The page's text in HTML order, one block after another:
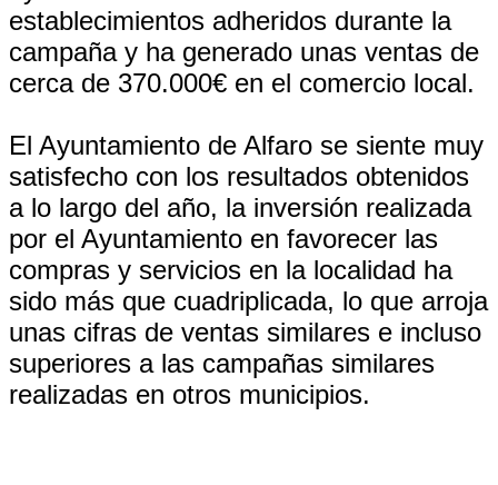
establecimientos adheridos durante la
campaña y ha generado unas ventas de
cerca de 370.000€ en el comercio local.
El Ayuntamiento de Alfaro se siente muy
satisfecho con los resultados obtenidos
a lo largo del año, la inversión realizada
por el Ayuntamiento en favorecer las
compras y servicios en la localidad ha
sido más que cuadriplicada, lo que arroja
unas cifras de ventas similares e incluso
superiores a las campañas similares
realizadas en otros municipios.